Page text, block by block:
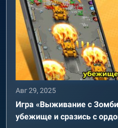
Авг 29, 2025
Игра «Выживание с
убежище и сразись с